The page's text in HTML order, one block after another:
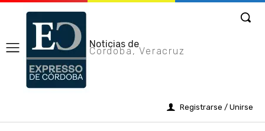
Noticias de
Cordoba, Veracruz
Registrarse / Unirse